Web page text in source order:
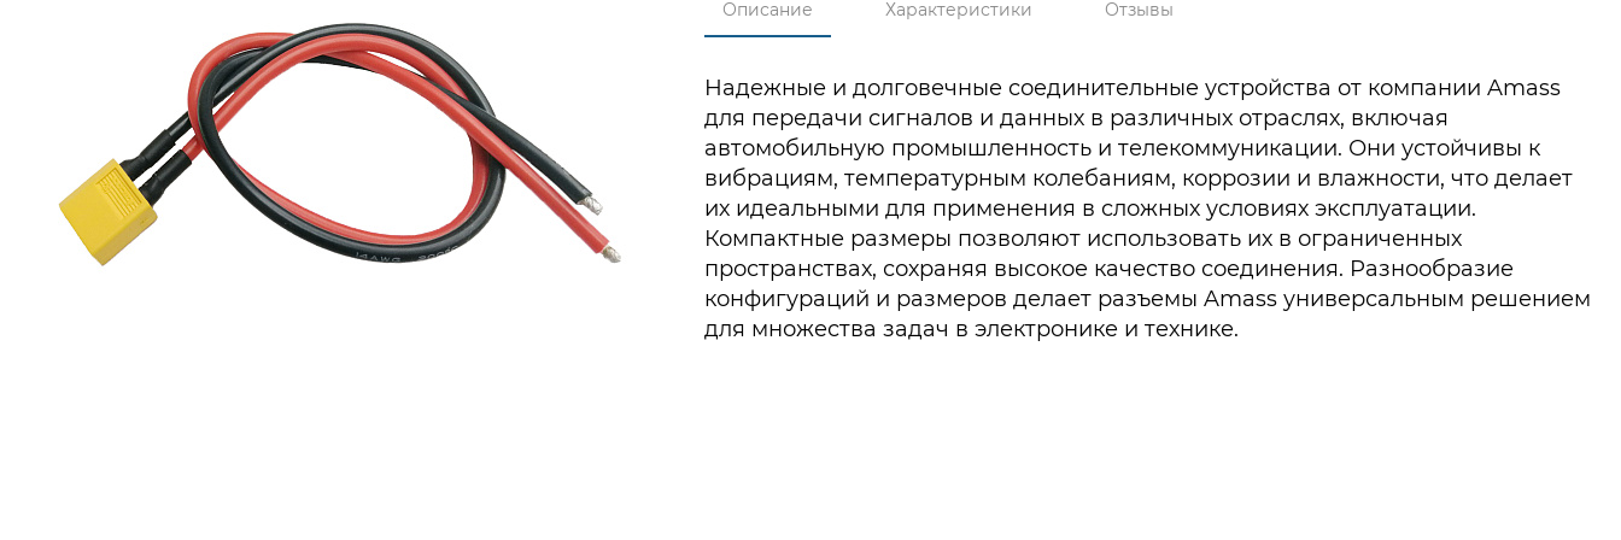
Описание Характеристики Отзывы
Надежные и долговечные соединительные устройства от компании Amass
для передачи сигналов и данных в различных отраслях, включая
автомобильную промышленность и телекоммуникации. Они устойчивы к
вибрациям, температурным колебаниям, коррозии и влажности, что делает
их идеальными для применения в сложных условиях эксплуатации.
Компактные размеры позволяют использовать их в ограниченных
пространствах, сохраняя высокое качество соединения. Разнообразие
конфигураций и размеров делает разъемы Amass универсальным решением
для множества задач в электронике и технике.